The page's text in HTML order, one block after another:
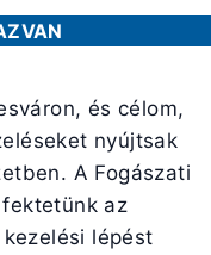
és célom,
nyújtsak
A Fogászati
az
lépést